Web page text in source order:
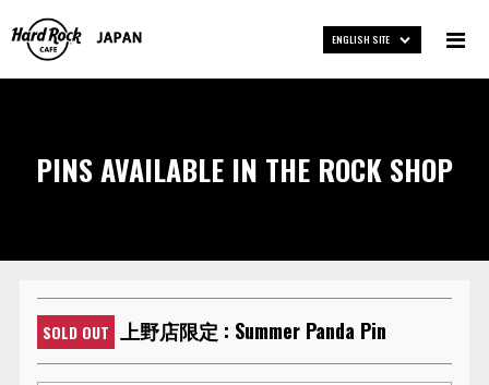
ENGLISH SITE
PINS AVAILABLE IN THE ROCK SHOP
SOLD OUT 上野店限定 : Summer Panda Pin